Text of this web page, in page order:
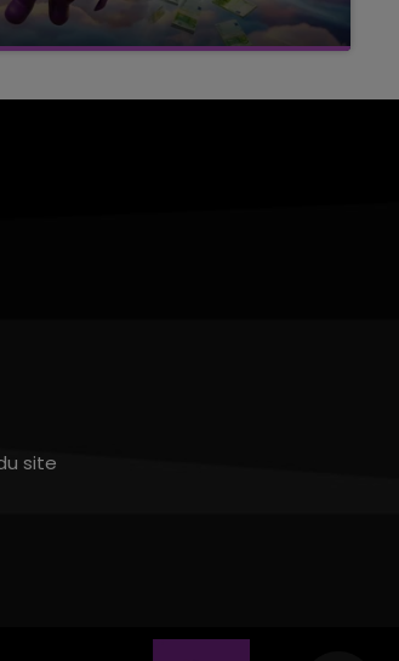
Famille Champagne FM, à 8H10
site